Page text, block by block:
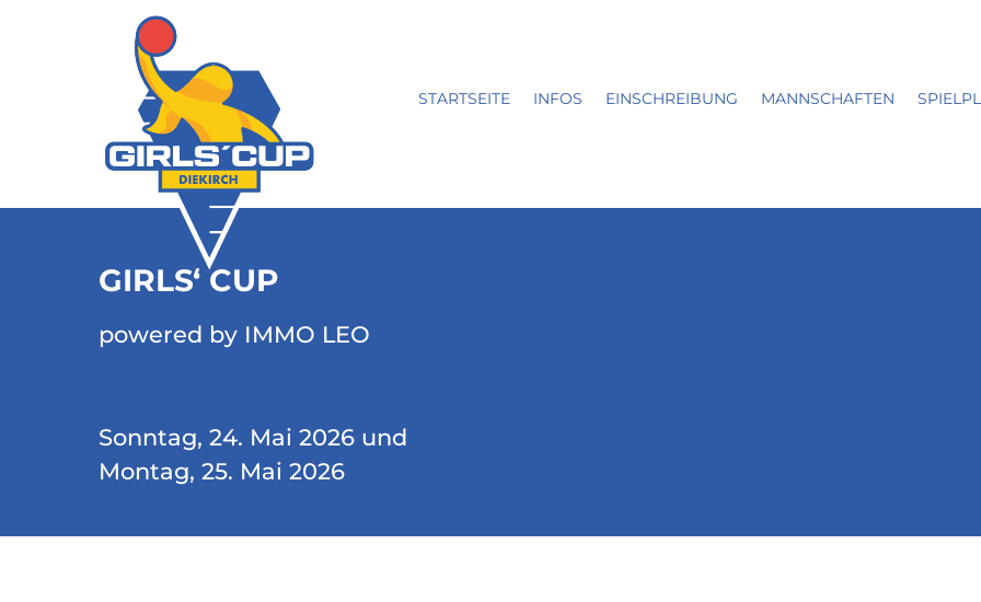
STARTSEITE INFOS EINSCHREIBUNG MANNSCHAFTEN
GIRLS‘ CUP
powered by IMMO LEO
Sonntag, 24. Mai 2026 und
Montag, 25. Mai 2026